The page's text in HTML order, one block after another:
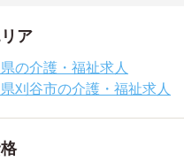
ア
の介護・福祉求人
刈谷市の介護・福祉求人